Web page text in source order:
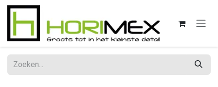
Overslaan naar inhoud